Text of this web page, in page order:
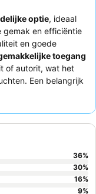
optie, ideaal
gemak en efficiëntie
en goede
toegang
of autorit, wat het
Een belangrijk
reizen. Gasten
gasten het
36%
30%
16%
9%